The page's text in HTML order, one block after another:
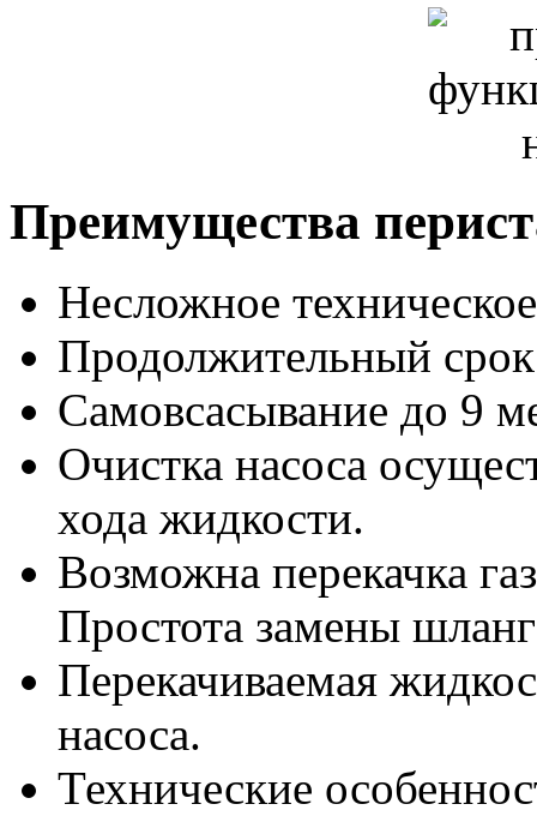
Преимущества
Несложное
Продолжительный
Самовсасывание до 9
Очистка насоса
хода жидкости.
Возможна перекачка
Простота замены
Перекачиваемая
насоса.
Технические